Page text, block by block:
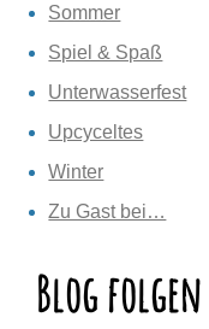
Sommer
Spiel & Spaß
Unterwasserfest
Upcyceltes
Winter
Zu Gast bei…
Blog folgen